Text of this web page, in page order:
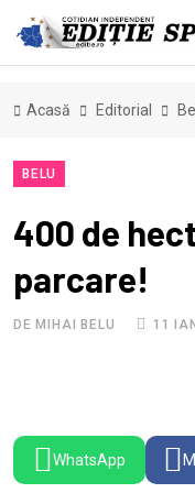
Acasă Editorial
BELU
400 de
parcare!
DE MIHAI BELU 11
WhatsApp